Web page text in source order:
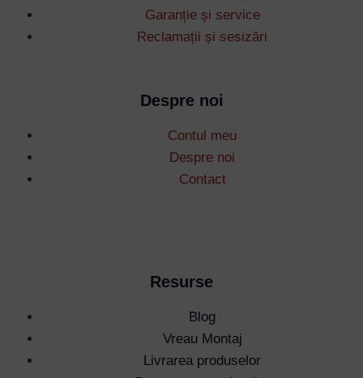
Garanție și service
Reclamații și sesizări
Despre noi
Contul meu
Despre noi
Contact
Resurse
Blog
Vreau Montaj
Livrarea produselor